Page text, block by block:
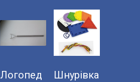
Логопед
Шнурівка